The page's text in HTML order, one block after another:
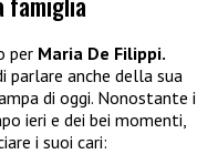
per Maria De Filippi.
parlare anche della sua
di oggi. Nonostante i
ieri e dei bei momenti,
i suoi cari: